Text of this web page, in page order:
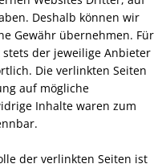
Deshalb können wir
Gewähr übernehmen. Für
der jeweilige Anbieter
Die verlinkten Seiten
auf mögliche
Inhalte waren zum
der verlinkten Seiten ist